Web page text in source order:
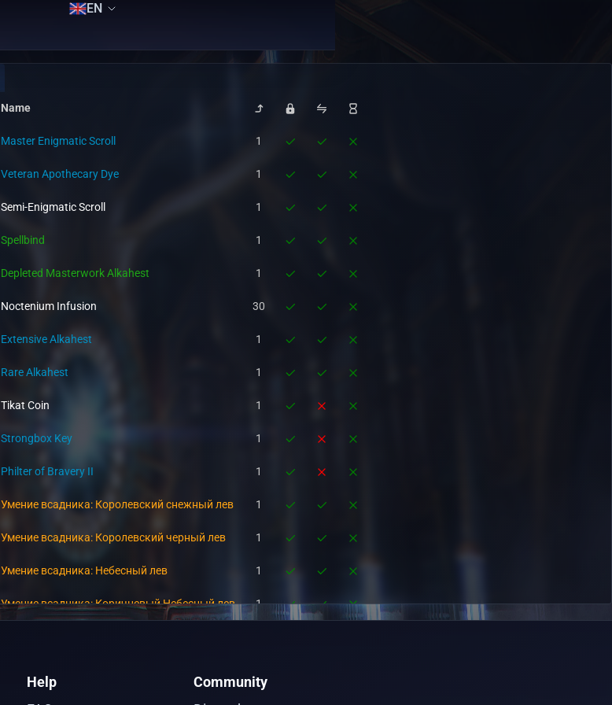
EN
Name
Master Enigmatic Scroll 1
Veteran Apothecary Dye 1
Semi-Enigmatic Scroll 1
Spellbind 1
Depleted Masterwork Alkahest 1
Noctenium Infusion 30
Extensive Alkahest 1
Rare Alkahest 1
Tikat Coin 1
Strongbox Key 1
Philter of Bravery II 1
Умение всадника: Королевский снежный лев 1
Умение всадника: Королевский черный лев 1
Умение всадника: Небесный лев 1
Умение всадника: Коричневый Небесный лев 1
Help
Community